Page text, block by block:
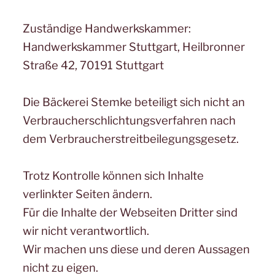
Zuständige Handwerkskammer:
Handwerkskammer Stuttgart, Heilbronner
Straße 42, 70191 Stuttgart
Die Bäckerei Stemke beteiligt sich nicht an
Verbraucherschlichtungsverfahren nach
dem Verbraucherstreitbeilegungsgesetz.
Trotz Kontrolle können sich Inhalte
verlinkter Seiten ändern.
Für die Inhalte der Webseiten Dritter sind
wir nicht verantwortlich.
Wir machen uns diese und deren Aussagen
nicht zu eigen.